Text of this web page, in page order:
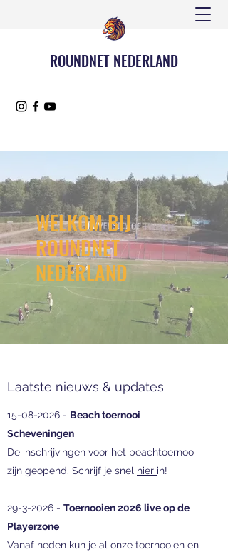
ROUNDNET NEDERLAND
WELKOM BIJ
ROUNDNET
NEDERLAND
Laatste nieuws & updates
15-08-2026 - Beach toernooi
Scheveningen
De inschrijvingen voor het beachtoernooi
zijn geopend. Schrijf je snel hier in!
29-3-2026 - Toernooien 2026 live op de
Playerzone
Vanaf heden kun je al onze toernooien en